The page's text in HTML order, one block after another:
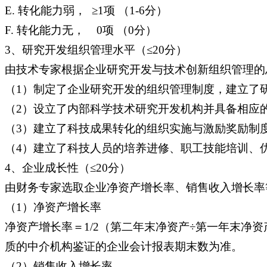
E. 转化能力弱， ≥1项 （1-6分）
F. 转化能力无， 0项 （0分）
3、研究开发组织管理水平（≤20分）
由技术专家根据企业研究开发与技术创新组织管理
（1）制定了企业研究开发的组织管理制度，建立
（2）设立了内部科学技术研究开发机构并具备相
（3）建立了科技成果转化的组织实施与激励奖励
（4）建立了科技人员的培养进修、职工技能培训
4、企业成长性（≤20分）
由财务专家选取企业净资产增长率、销售收入增长
（1）净资产增长率
净资产增长率＝1/2（第二年末净资产÷第一年末净
质的中介机构鉴证的企业会计报表期末数为准。